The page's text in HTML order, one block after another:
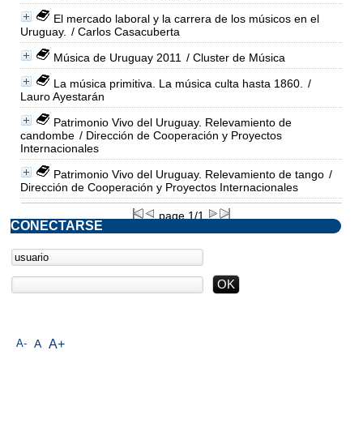
El mercado laboral y la carrera de los músicos en el
Uruguay. / Carlos Casacuberta
Música de Uruguay 2011 / Cluster de Música
La música primitiva. La música culta hasta 1860.
/
Lauro Ayestarán
Patrimonio Vivo del Uruguay. Relevamiento de
candombe / Dirección de Cooperación y Proyectos
Internacionales
Patrimonio Vivo del Uruguay. Relevamiento de tango /
Dirección de Cooperación y Proyectos Internacionales
page 1/1
A- A A+
CONECTARSE